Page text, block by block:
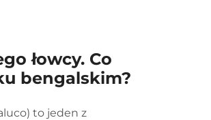
łowcy. Co
bengalskim?
to jeden z